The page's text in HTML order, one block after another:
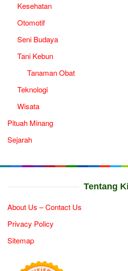
Kesehatan
Otomotif
Seni Budaya
Tani Kebun
Tanaman Obat
Teknologi
Wisata
Pituah Minang
Sejarah
Tentang
About Us – Contact Us
Privacy Policy
Sitemap